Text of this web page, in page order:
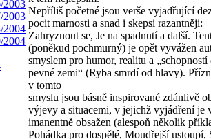
Nepříliš početné jsou verše vyjadřující
pocit marnosti a snad i skepsi razantněji:
Zahryznout se, Je na spadnutí a další.
(poněkud pochmurný) je opět vyvážen
smyslem pro humor, realitu a
pevné zemi“ (Ryba smrdí od hlavy).
v tomto
smyslu jsou básně inspirované zdánlivě
výjevy a situacemi, v jejichž vyjádření je
imanentně obsažen (alespoň několik
Pohádka pro dospělé, Moudřejší ustoupí,